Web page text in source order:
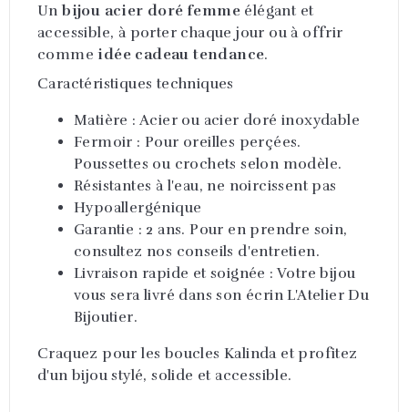
Unbijou acier doré femme élégant et
accessible, à porter chaque jour ou à offrir
commeidée cadeau tendance.
Caractéristiques techniques
Matière : Acier ou acier doré inoxydable
Fermoir : Pour oreilles perçées.
Poussettes ou crochets selon modèle.
Résistantes à l'eau, ne noircissent pas
Hypoallergénique
Garantie : 2 ans. Pour en prendre soin,
consultez nos conseils d'entretien.
Livraison rapide et soignée : Votre bijou
vous sera livré dans son écrin L'Atelier Du
Bijoutier.
Craquez pour les boucles Kalinda et profitez
d'un bijou stylé, solide et accessible.